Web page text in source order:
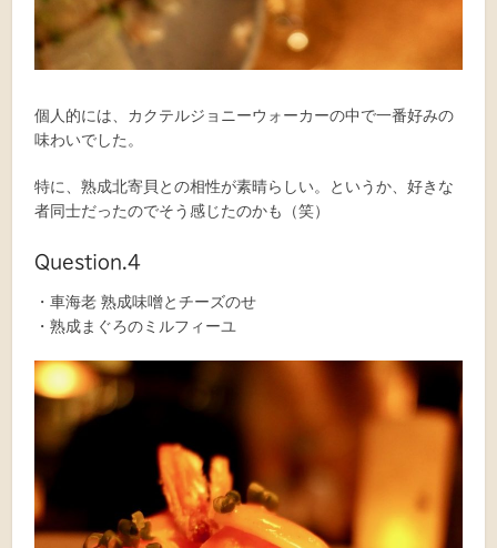
個人的には、カクテルジョニーウォーカーの中で一番好みの
味わいでした。
特に、熟成北寄貝との相性が素晴らしい。というか、好きな
者同士だったのでそう感じたのかも（笑）
Question.4
・車海老 熟成味噌とチーズのせ
・熟成まぐろのミルフィーユ